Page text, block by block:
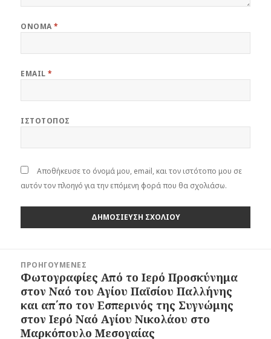
ΌΝΟΜΑ*
EMAIL*
ΙΣΤΌΤΟΠΟΣ
Αποθήκευσε το όνομά μου, email, και τον ιστότοπο μου σε
αυτόν τον πλοηγό για την επόμενη φορά που θα σχολιάσω.
άρθρωνΠΡΟΗΓΟΎΜΕΝΕΣ
Προηγούμενο
άρθρο:
Φωτογραφίες Από το Ιερό Προσκύνημα
στον Ναό του Αγίου Παϊσίου Παλλήνης
και απ΄πο τον Εσπερινός της Συγνώμης
στον Ιερό Ναό Αγίου Νικολάου στο
Μαρκόπουλο Μεσογαίας